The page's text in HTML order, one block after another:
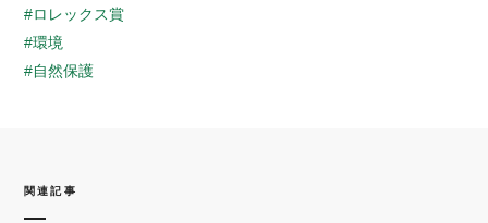
#ロレックス賞
#環境
#自然保護
関連記事